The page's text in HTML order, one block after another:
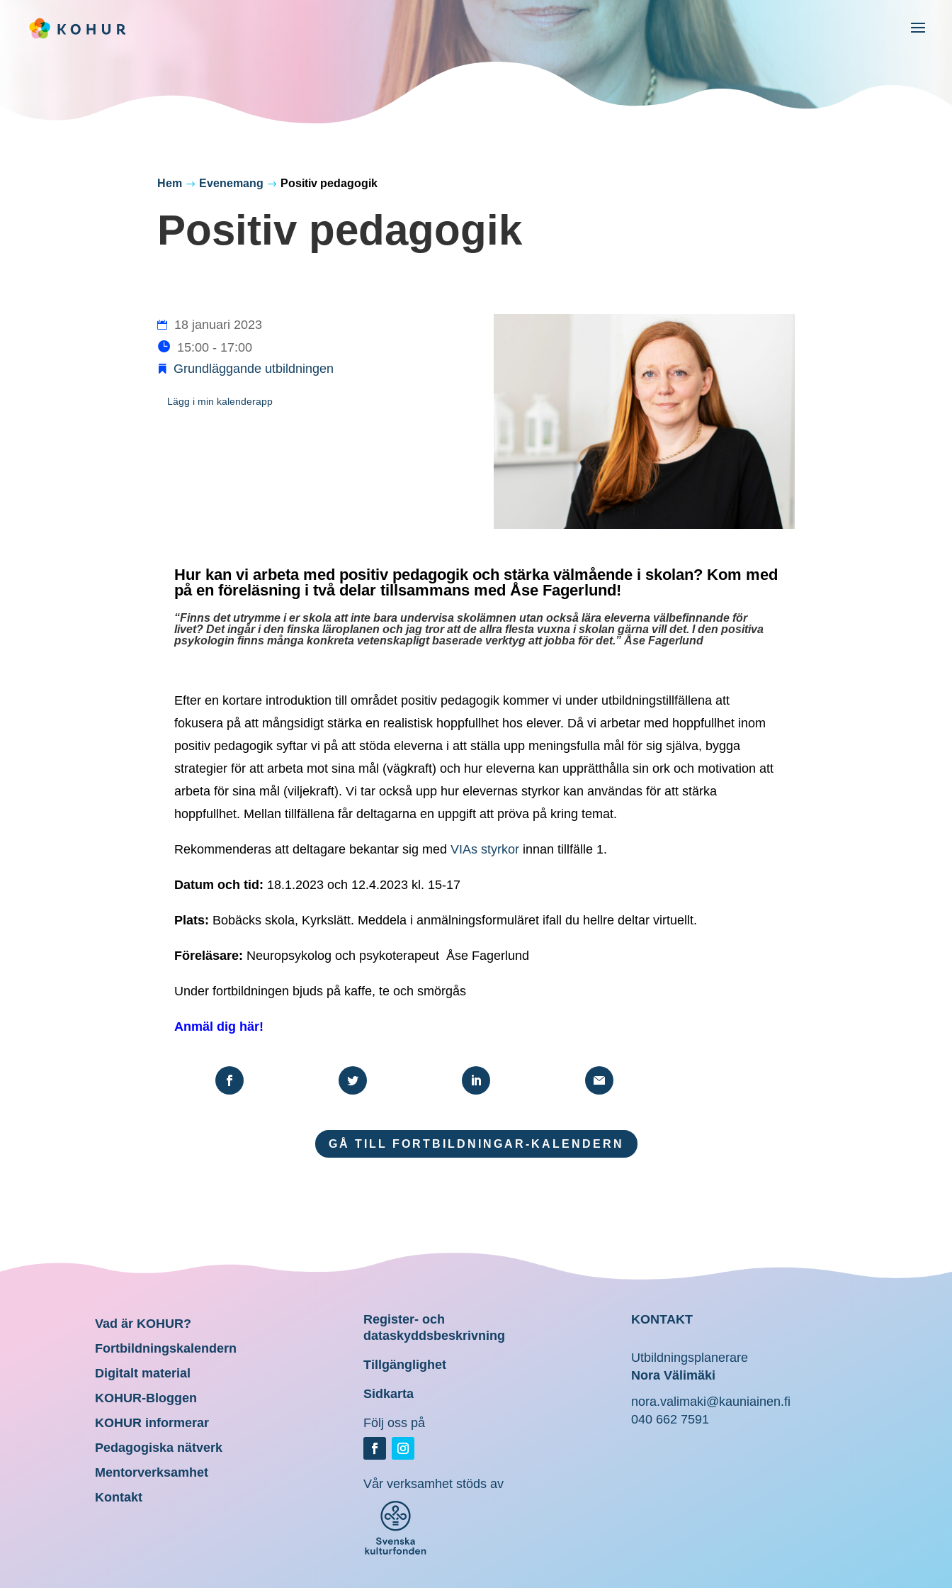
Hem $ Evenemang $ Positiv pedagogik
Positiv pedagogik
18 januari 2023
15:00 - 17:00
Grundläggande utbildningen
Lägg i min kalenderapp
Hur kan vi arbeta med positiv pedagogik och stärka välmående i skolan? Kom med
på en föreläsning i två delar tillsammans med Åse Fagerlund!
“Finns det utrymme i er skola att inte bara undervisa skolämnen utan också lära eleverna välbefinnande för
livet? Det ingår i den finska läroplanen och jag tror att de allra flesta vuxna i skolan gärna vill det. I den positiva
psykologin finns många konkreta vetenskapligt baserade verktyg att jobba för det.” Åse Fagerlund
Efter en kortare introduktion till området positiv pedagogik kommer vi under utbildningstillfällena att
fokusera på att mångsidigt stärka en realistisk hoppfullhet hos elever. Då vi arbetar med hoppfullhet inom
positiv pedagogik syftar vi på att stöda eleverna i att ställa upp meningsfulla mål för sig själva, bygga
strategier för att arbeta mot sina mål (vägkraft) och hur eleverna kan upprätthålla sin ork och motivation att
arbeta för sina mål (viljekraft). Vi tar också upp hur elevernas styrkor kan användas för att stärka
hoppfullhet. Mellan tillfällena får deltagarna en uppgift att pröva på kring temat.
Rekommenderas att deltagare bekantar sig med VIAs styrkor innan tillfälle 1.
Datum och tid: 18.1.2023 och 12.4.2023 kl. 15-17
Plats: Bobäcks skola, Kyrkslätt. Meddela i anmälningsformuläret ifall du hellre deltar virtuellt.
Föreläsare: Neuropsykolog och psykoterapeut Åse Fagerlund
Under fortbildningen bjuds på kaffe, te och smörgås
Anmäl dig här!
GÅ TILL FORTBILDNINGAR-KALENDERN
Vad är KOHUR?
Fortbildningskalendern
Digitalt material
KOHUR-Bloggen
KOHUR informerar
Pedagogiska nätverk
Mentorverksamhet
Kontakt
Register- och
dataskyddsbeskrivning
Tillgänglighet
Sidkarta
Följ oss på
Vår verksamhet stöds av
KONTAKT
Utbildningsplanerare
Nora Välimäki
nora.valimaki@kauniainen.fi
040 662 7591